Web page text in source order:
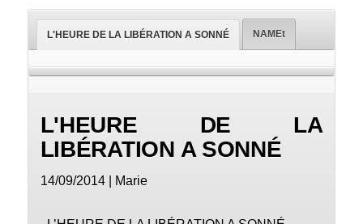
L'HEURE DE LA LIBÉRATION A SONNÉ NAMEt
L'HEURE DE LA
LIBÉRATION A SONNÉ
14/09/2014 | Marie